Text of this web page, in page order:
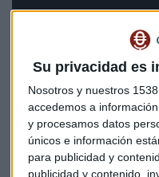
Su privacidad es
Nosotros y nuestros 1538
accedemos a
y procesamos datos
únicos e información
para publicidad y
publicidad y contenido,